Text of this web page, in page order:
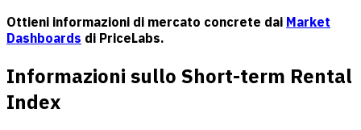
Ottieni informazioni di mercato concrete dai Market
Dashboards di PriceLabs.
Informazioni sullo Short-term Rental
Index